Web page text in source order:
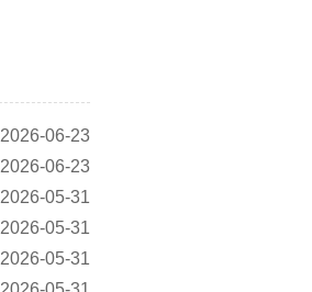
2026-06-23
2026-06-23
2026-05-31
2026-05-31
2026-05-31